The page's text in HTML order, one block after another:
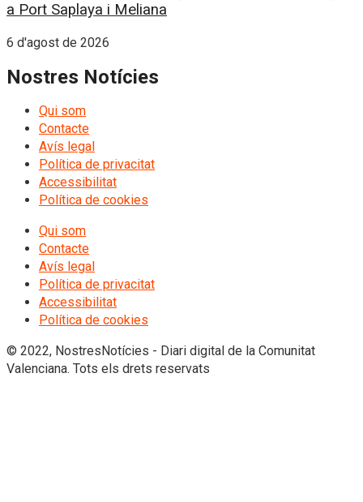
a Port Saplaya i Meliana
6 d'agost de 2026
Nostres Notícies
Qui som
Contacte
Avís legal
Política de privacitat
Accessibilitat
Política de cookies
Qui som
Contacte
Avís legal
Política de privacitat
Accessibilitat
Política de cookies
© 2022, NostresNotícies - Diari digital de la Comunitat
Valenciana. Tots els drets reservats